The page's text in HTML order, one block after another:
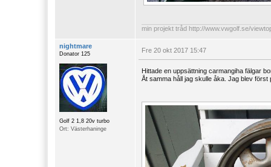
min projekt tråd http://www.vwgolf.se/
nightmare
Donator 125
Golf 2 1,8 20v turbo
Ort: Västerhaninge
Fre 20 okt 2017 15:47
Hittade en uppsättning carmangiha fälgar
Åt samma håll jag skulle åka. Jag blev först